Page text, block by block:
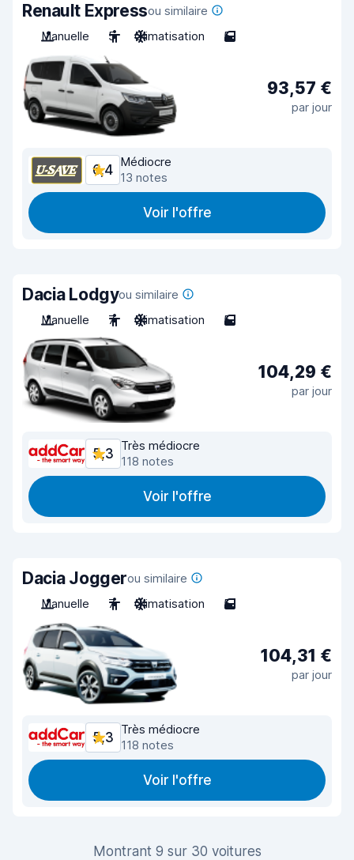
Renault Expressou similaire
Manuelle
5 Climatisation 5
93,57 €
par jour
6,4
Médiocre
13 notes
Voir l'offre
Dacia Lodgyou similaire
Manuelle
7 Climatisation 5
104,29 €
par jour
5,3
Très médiocre
118 notes
Voir l'offre
Dacia Joggerou similaire
Manuelle
7 Climatisation 5
104,31 €
par jour
5,3
Très médiocre
118 notes
Voir l'offre
Montrant 9 sur 30 voitures